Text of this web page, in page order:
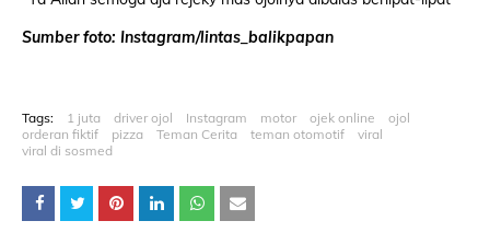
Sumber foto: Instagram/lintas_balikpapan
Tags: 1 juta driver ojol Instagram motor ojek online
ojol
orderan fiktif
pizza Teman Cerita teman otomotif
viral
viral di sosmed